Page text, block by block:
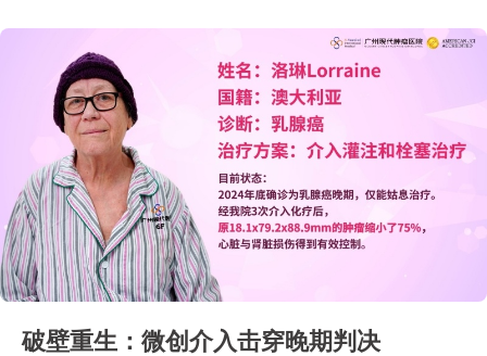
破壁重生：微创介入击穿晚期判决